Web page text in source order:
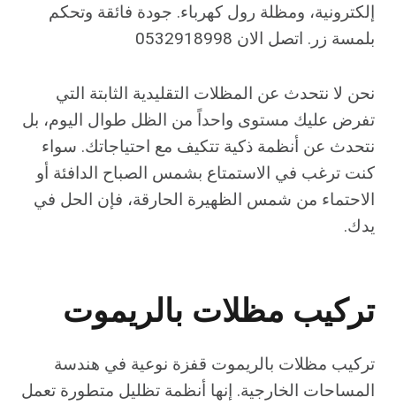
إلكترونية، ومظلة رول كهرباء. جودة فائقة وتحكم
بلمسة زر. اتصل الان 0532918998
نحن لا نتحدث عن المظلات التقليدية الثابتة التي
تفرض عليك مستوى واحداً من الظل طوال اليوم، بل
نتحدث عن أنظمة ذكية تتكيف مع احتياجاتك. سواء
كنت ترغب في الاستمتاع بشمس الصباح الدافئة أو
الاحتماء من شمس الظهيرة الحارقة، فإن الحل في
يدك.
تركيب مظلات بالريموت
تركيب مظلات بالريموت قفزة نوعية في هندسة
المساحات الخارجية. إنها أنظمة تظليل متطورة تعمل